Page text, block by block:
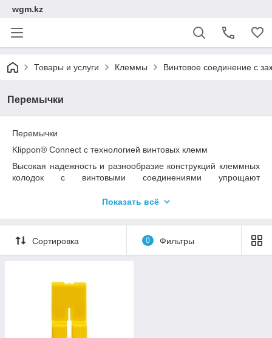
wgm.kz
Товары и услуги Клеммы Винтовое соединение с
Перемычки
Перемычки
Klippon® Connect с технологией винтовых клемм
Высокая надежность и разнообразие конструкций клеммных
колодок с винтовыми соединениями упрощают
безопасность. Klippon® Connect обеспечивает
различных требований.
Показать всё
Сортировка 0 Фильтры